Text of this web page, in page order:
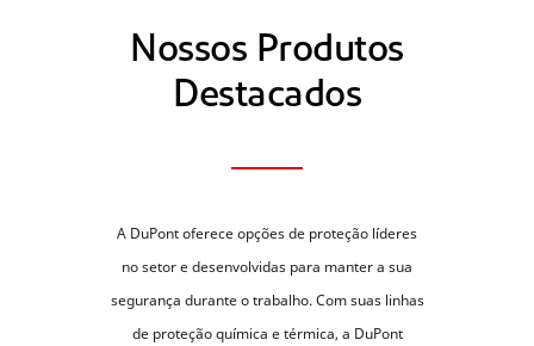
Nossos Produtos
Destacados
A DuPont oferece opções de proteção líderes
no setor e desenvolvidas para manter a sua
segurança durante o trabalho. Com suas linhas
de proteção química e térmica, a DuPont